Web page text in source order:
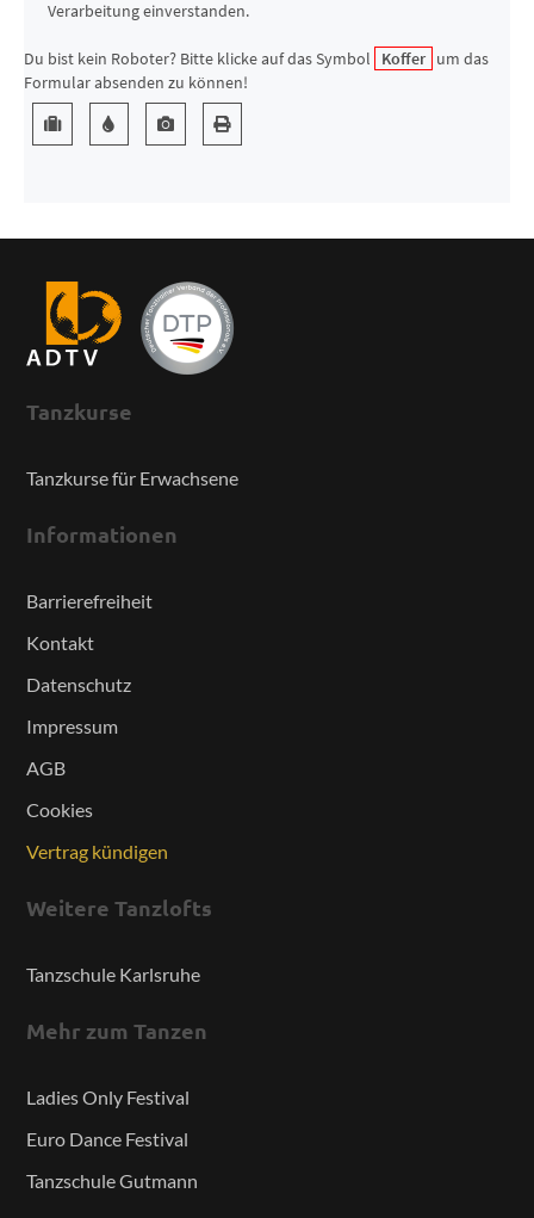
Tanzkurse
Tanzkurse für Erwachsene
Informationen
Barrierefreiheit
Kontakt
Datenschutz
Impressum
AGB
Cookies
Vertrag kündigen
Weitere Tanzlofts
Tanzschule Karlsruhe
Mehr zum Tanzen
Ladies Only Festival
Euro Dance Festival
Tanzschule Gutmann